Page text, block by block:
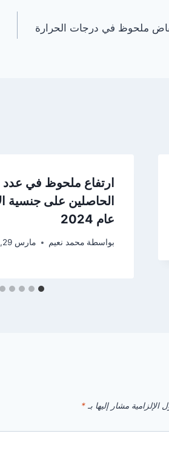
ملحوظ في درجات الحرارة
ارتفاع ملحوظ في عدد
الحاصلين على جنسية
عام 2024
بواسطة محمد نعيم مارس 29, 2026
الإلزامية مشار إليها بـ *